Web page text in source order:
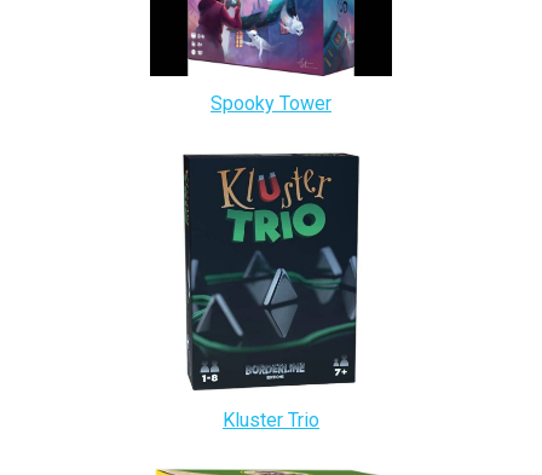
Spooky Tower
Kluster Trio